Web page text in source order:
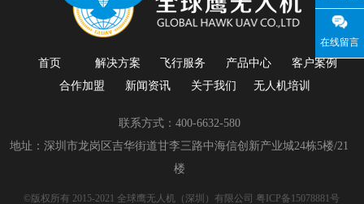
在线留言
首页 解决方案 飞行服务 产品中心
客户案例
合作加盟
新闻资讯 关于我们 无人机培训
联系方式：400-6632-580
地址：深圳市龙岗区吉华街道甘李三路中海信创新产业城24栋5楼/21
楼
©版权所有 2015-2021 全球鹰无人机（深圳）有限公司粤ICP备15078881号